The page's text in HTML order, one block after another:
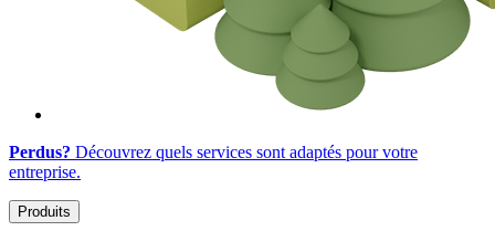
Perdus? Découvrez quels services sont adaptés pour votre
entreprise.
Produits